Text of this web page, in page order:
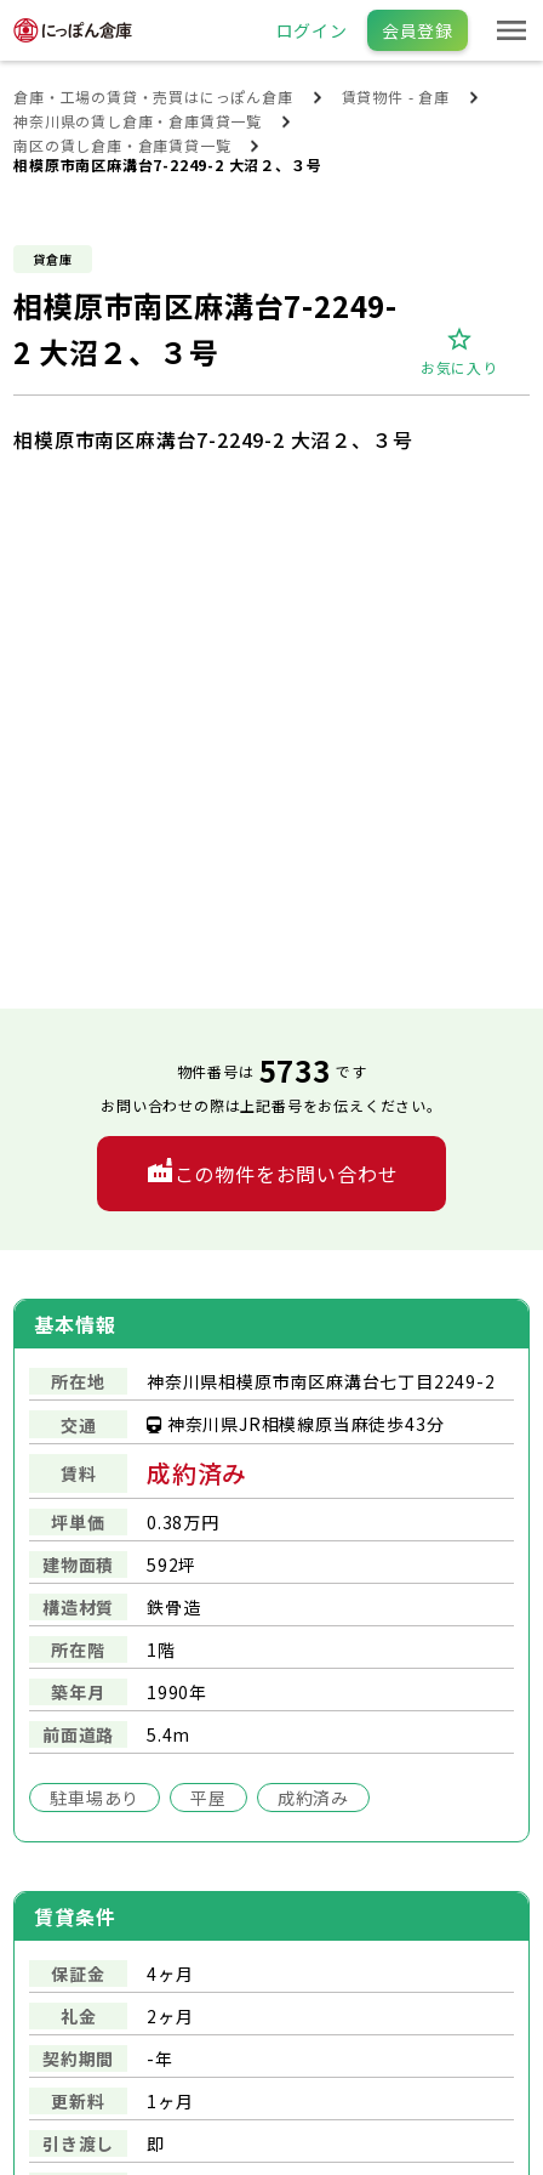
ログイン 会員登録
倉庫・工場の賃貸・売買はにっぽん倉庫
賃貸物件 - 倉庫
神奈川県の賃し倉庫・倉庫賃貸一覧
南区の賃し倉庫・倉庫賃貸一覧
相模原市南区麻溝台7-2249-2 大沼２、３号
貸倉庫
相模原市南区麻溝台7-2249-
2 大沼２、３号
お気に入り
基本情報
所在地
神奈川県相模原市南区麻溝台七丁目2249-2
交通
神奈川県JR相模線原当麻徒歩43分
賃料 成約済み
坪単価
0.38万円
建物面積
592坪
構造材質
鉄骨造
所在階
1階
築年月
1990年
前面道路
5.4m
駐車場あり 平屋 成約済み
相模原市南区麻溝台7-2249-2 大沼２、３号
物件番号は 5733 です
お問い合わせの際は上記番号をお伝えください。
この物件をお問い合わせ
賃貸条件
保証金
4ヶ月
礼金
2ヶ月
契約期間
-年
更新料
1ヶ月
引き渡し
即